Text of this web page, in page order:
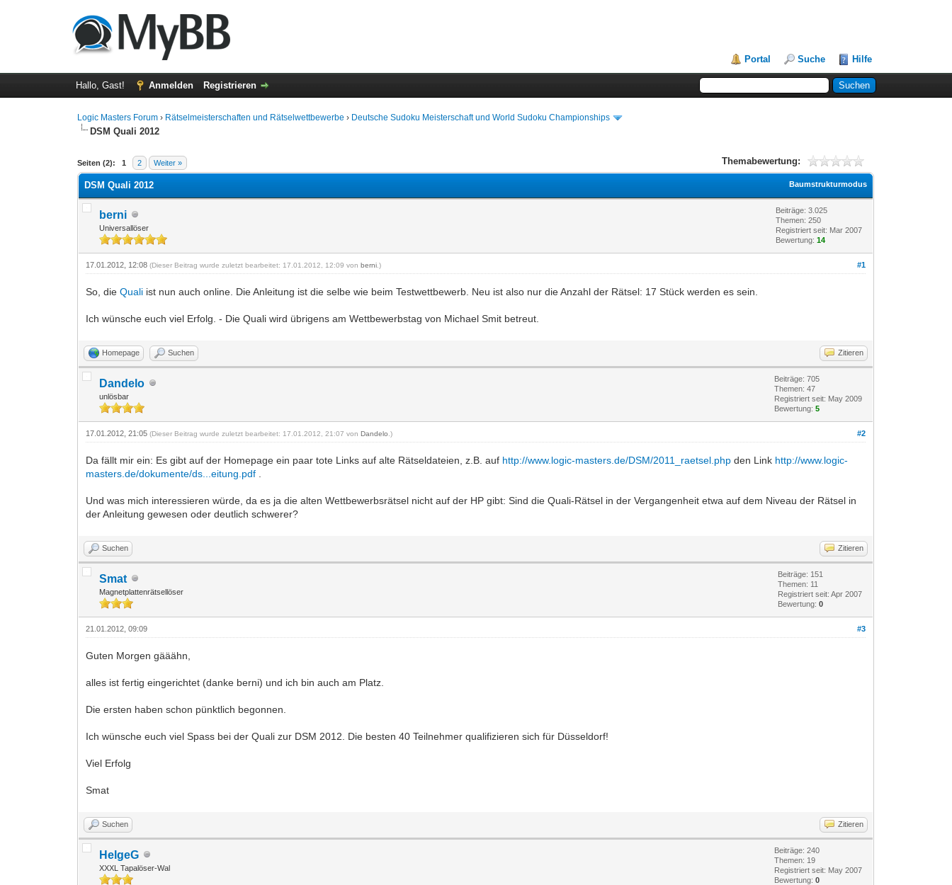
Portal Suche Hilfe
Hallo, Gast! Anmelden Registrieren
Logic Masters Forum › Rätselmeisterschaften und Rätselwettbewerbe › Deutsche Sudoku Meisterschaft und World Sudoku Championships
DSM Quali 2012
Seiten (2): 1 2 Weiter » Themabewertung:
0 Bewertung(en) - 0 im Durchschnitt
1
2
3
4
5
Baumstrukturmodus
DSM Quali 2012
berni
Universallöser
Beiträge: 3.025
Themen: 250
Registriert seit: Mar 2007
Bewertung:14
#1
17.01.2012, 12:08(Dieser Beitrag wurde zuletzt bearbeitet: 17.01.2012, 12:09 vonberni .)
So, dieQuali ist nun auch online. Die Anleitung ist die selbe wie beim Testwettbewerb. Neu ist also nur die Anzahl der Rätsel: 17 Stück werden es sein.
Ich wünsche euch viel Erfolg. - Die Quali wird übrigens am Wettbewerbstag von Michael Smit betreut.
Homepage Suchen Zitieren
Dandelo
unlösbar
Beiträge: 705
Themen: 47
Registriert seit: May 2009
Bewertung:5
#2
17.01.2012, 21:05(Dieser Beitrag wurde zuletzt bearbeitet: 17.01.2012, 21:07 vonDandelo .)
Da fällt mir ein: Es gibt auf der Homepage ein paar tote Links auf alte Rätseldateien, z.B. auf http://www.logic-masters.de/DSM/2011_raetsel.php den Link http://www.logic-
masters.de/dokumente/ds...eitung.pdf
Und was mich interessieren würde, da es ja die alten Wettbewerbsrätsel nicht auf der HP gibt: Sind die Quali-Rätsel in der Vergangenheit etwa auf dem Niveau der Rätsel in
der Anleitung gewesen oder deutlich schwerer?
Suchen Zitieren
Smat
Magnetplattenrätsellöser
Beiträge: 151
Themen: 11
Registriert seit: Apr 2007
Bewertung:0
#3
21.01.2012, 09:09
Guten Morgen gääähn,
alles ist fertig eingerichtet (danke berni) und ich bin auch am Platz.
Die ersten haben schon pünktlich begonnen.
Ich wünsche euch viel Spass bei der Quali zur DSM 2012. Die besten 40 Teilnehmer qualifizieren sich für Düsseldorf!
Viel Erfolg
Smat
Suchen Zitieren
HelgeG
XXXL Tapalöser-Wal
Beiträge: 240
Themen: 19
Registriert seit: May 2007
Bewertung:0